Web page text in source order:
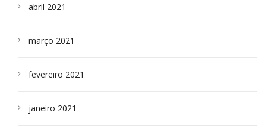
abril 2021
março 2021
fevereiro 2021
janeiro 2021